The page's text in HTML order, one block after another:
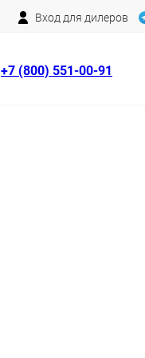
Вход для дилеров
+7 (800) 551-00-91